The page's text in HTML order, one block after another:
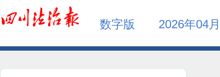
数字版 2026年04